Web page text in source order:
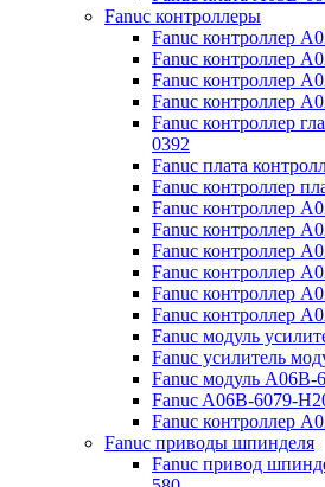
Fanuc контроллеры
Fanuc контроллер
Fanuc контроллер
Fanuc контроллер
Fanuc контроллер
Fanuc контроллер
0392
Fanuc плата
Fanuc контроллер
Fanuc контроллер
Fanuc контроллер
Fanuc контроллер
Fanuc контроллер
Fanuc контроллер
Fanuc контроллер
Fanuc модуль
Fanuc усилитель
Fanuc модуль A06B-
Fanuc A06B-6079-
Fanuc контроллер
Fanuc приводы шпинделя
Fanuc привод